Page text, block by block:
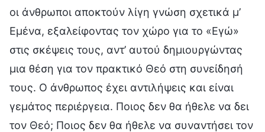
οι άνθρωποι αποκτούν λίγη γνώση σχετικά μ’
Εμένα, εξαλείφοντας τον χώρο για το «Εγώ»
στις σκέψεις τους, αντ’ αυτού δημιουργώντας
μια θέση για τον πρακτικό Θεό στη συνείδησή
τους. Ο άνθρωπος έχει αντιλήψεις και είναι
γεμάτος περιέργεια. Ποιος δεν θα ήθελε να δει
τον Θεό; Ποιος δεν θα ήθελε να συναντήσει τον